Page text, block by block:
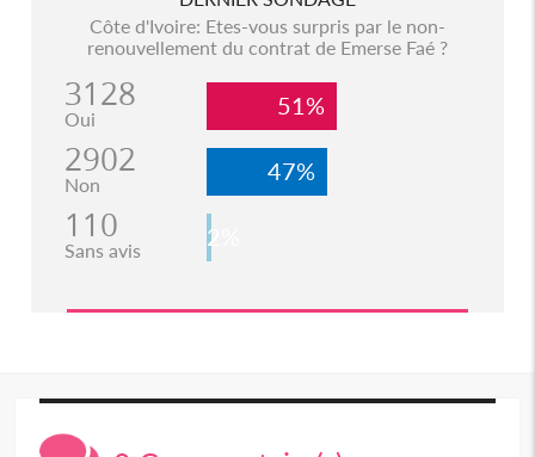
Côte d'Ivoire: Etes-vous surpris par le non-
renouvellement du contrat de Emerse Faé ?
3128
Oui 51%
2902
Non 47%
110
Sans avis 2%